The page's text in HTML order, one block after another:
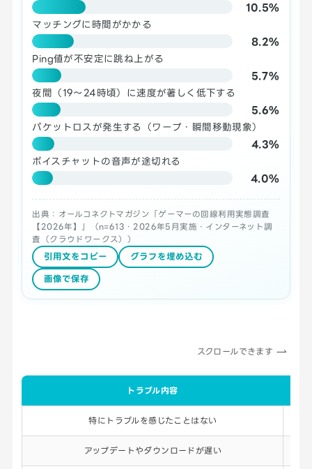
10.5%
マッチングに時間がかかる
8.2%
Ping値が不安定に跳ね上がる
5.7%
夜間（19～24時頃）に速度が著しく低下する
5.6%
パケットロスが発生する（ワープ・瞬間移動現象）
4.3%
ボイスチャットの音声が途切れる
4.0%
出典：オールコネクトマガジン「ゲーマーの回線利用実態調査
【2026年】」（n=613・2026年5月実施・インターネット調
査（クラウドワークス））
引用文をコピー グラフを埋め込む
画像で保存
スクロールできます
トラブル内容
特にトラブルを感じたことはない
アップデートやダウンロードが遅い